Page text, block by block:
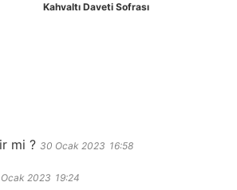
Kahvaltı Daveti Sofrası
mi ? 30 Ocak 2023 16:58
2023 19:24